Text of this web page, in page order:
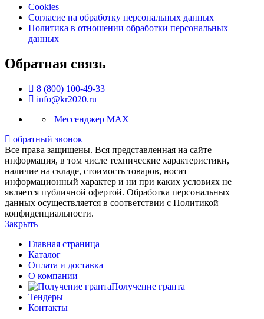
Cookies
Согласие на обработку персональных данных
Политика в отношении обработки персональных
данных
Обратная связь
8 (800) 100-49-33
info@kr2020.ru
Мессенджер MAX
обратный звонок
Все права защищены. Вся представленная на сайте
информация, в том числе технические характеристики,
наличие на складе, стоимость товаров, носит
информационный характер и ни при каких условиях не
является публичной офертой. Обработка персональных
данных осуществляется в соответствии с Политикой
конфиденциальности.
Закрыть
Главная страница
Каталог
Оплата и доставка
О компании
Получение гранта
Тендеры
Контакты